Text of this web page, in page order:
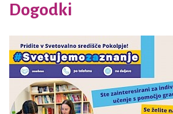
Dogodki